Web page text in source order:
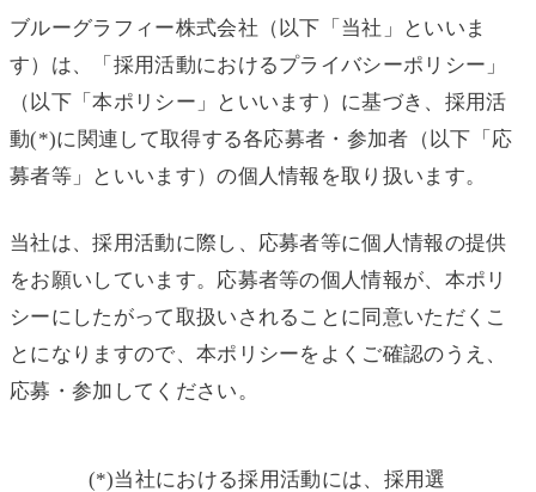
ブルーグラフィー株式会社（以下「当社」といいま
す）は、「採用活動におけるプライバシーポリシー」
（以下「本ポリシー」といいます）に基づき、採用活
動(*)に関連して取得する各応募者・参加者（以下「応
募者等」といいます）の個人情報を取り扱います。
当社は、採用活動に際し、応募者等に個人情報の提供
をお願いしています。応募者等の個人情報が、本ポリ
シーにしたがって取扱いされることに同意いただくこ
とになりますので、本ポリシーをよくご確認のうえ、
応募・参加してください。
(*)当社における採用活動には、採用選